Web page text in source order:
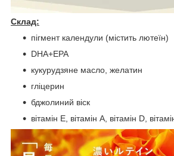
Склад:
пігмент календули (містить лютеїн)
DHA+EPA
кукурудзяне масло, желатин
гліцерин
бджолиний віск
вітамін Е, вітамін А, вітамін D,